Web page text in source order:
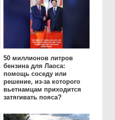
50 миллионов литров
бензина для Лаоса:
помощь соседу или
решение, из-за которого
вьетнамцам приходится
затягивать пояса?